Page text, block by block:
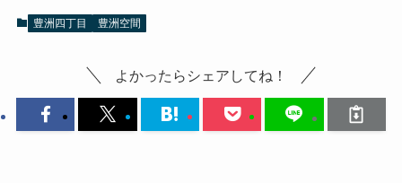
豊洲四丁目 豊洲空間
よかったらシェアしてね！